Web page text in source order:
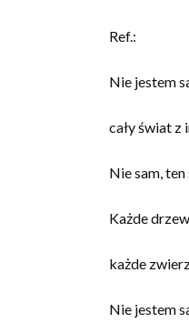
Ref.:
Nie jestem
cały świat z
Nie sam,
Każde
każde
Nie jestem